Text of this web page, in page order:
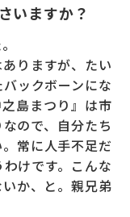
いますか？
りますが、たい
ックボーンにな
島まつり』は市
ので、自分たち
常に人手不足だ
けです。こんな
か、と。親兄弟